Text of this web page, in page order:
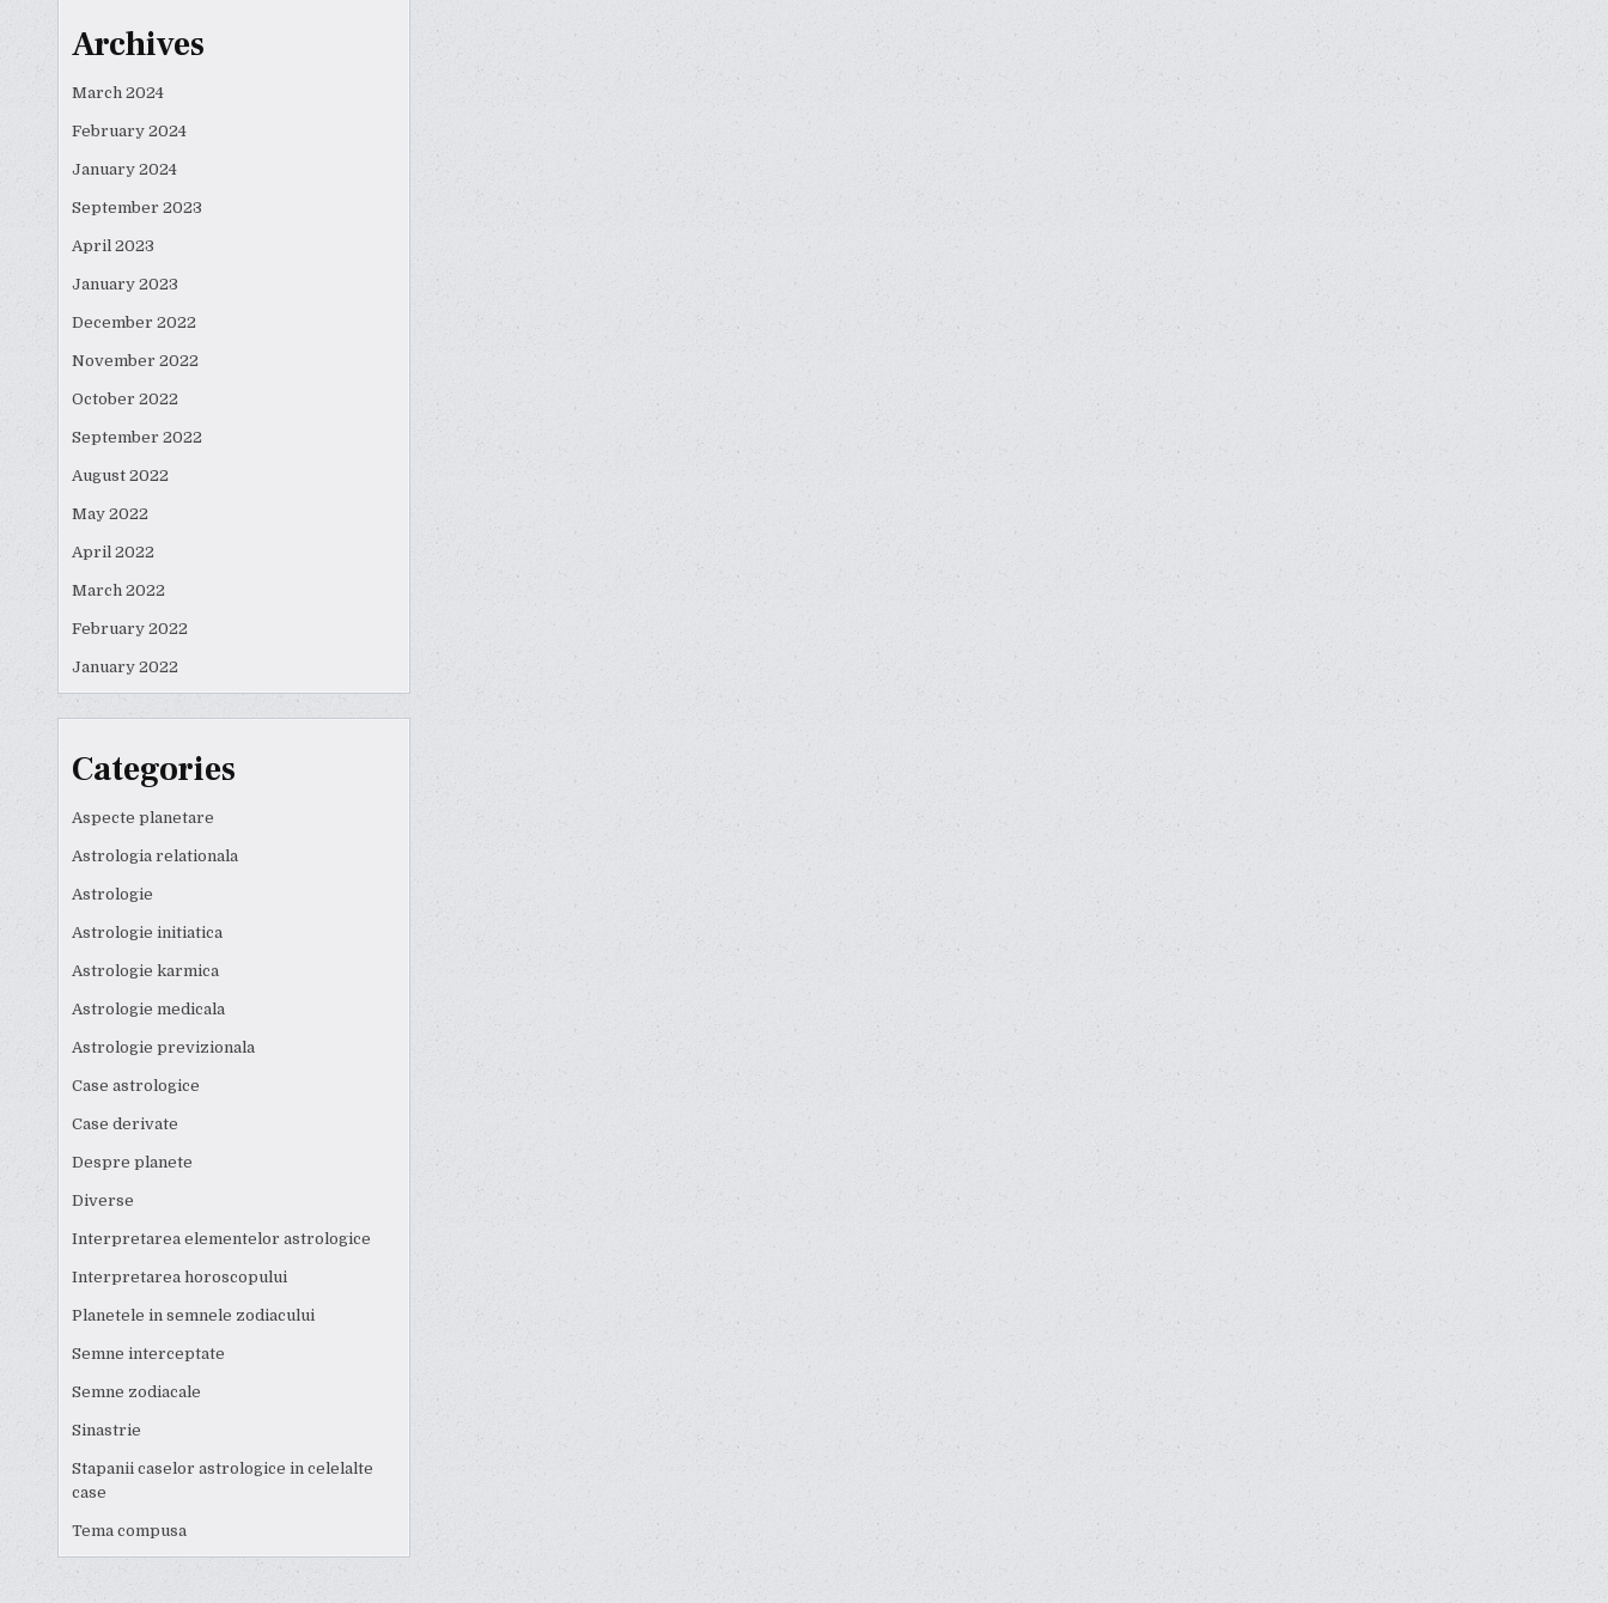
Archives
March 2024
February 2024
January 2024
September 2023
April 2023
January 2023
December 2022
November 2022
October 2022
September 2022
August 2022
May 2022
April 2022
March 2022
February 2022
January 2022
Categories
Aspecte planetare
Astrologia relationala
Astrologie
Astrologie initiatica
Astrologie karmica
Astrologie medicala
Astrologie previzionala
Case astrologice
Case derivate
Despre planete
Diverse
Interpretarea elementelor astrologice
Interpretarea horoscopului
Planetele in semnele zodiacului
Semne interceptate
Semne zodiacale
Sinastrie
Stapanii caselor astrologice in celelalte
case
Tema compusa